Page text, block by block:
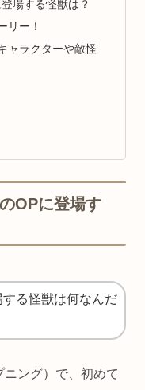
場する怪獣は？
リー！
ャラクターや敵怪
OPに登場す
する怪獣は何なんだ
ング）で、初めて